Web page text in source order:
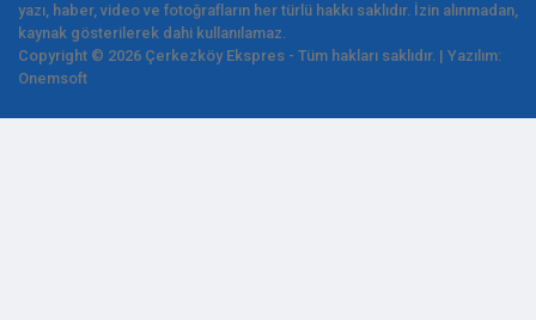
yazı, haber, video ve fotoğrafların her türlü hakkı saklıdır. İzin alınmadan,
kaynak gösterilerek dahi kullanılamaz.
Copyright © 2026 Çerkezköy Ekspres - Tüm hakları saklıdır. | Yazılım:
Onemsoft